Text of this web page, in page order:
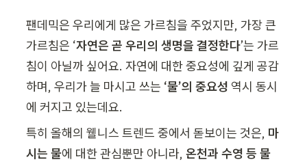
팬데믹은 우리에게 많은 가르침을 주었지만, 가장 큰
가르침은 ‘자연은 곧 우리의 생명을 결정한다’는 가르
침이 아닐까 싶어요. 자연에 대한 중요성에 깊게 공감
하며, 우리가 늘 마시고 쓰는 ‘물’의 중요성 역시 동시
에 커지고 있는데요.
특히 올해의 웰니스 트렌드 중에서 돋보이는 것은, 마
시는 물에 대한 관심뿐만 아니라, 온천과 수영 등 물